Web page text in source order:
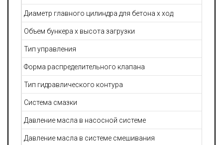
Диаметр главного цилиндра для бетона х ход
Объем бункера х высота загрузки
Тип управления
Форма распределительного клапана
Тип гидравлического контура
Система смазки
Давление масла в насосной системе
Давление масла в системе смешивания